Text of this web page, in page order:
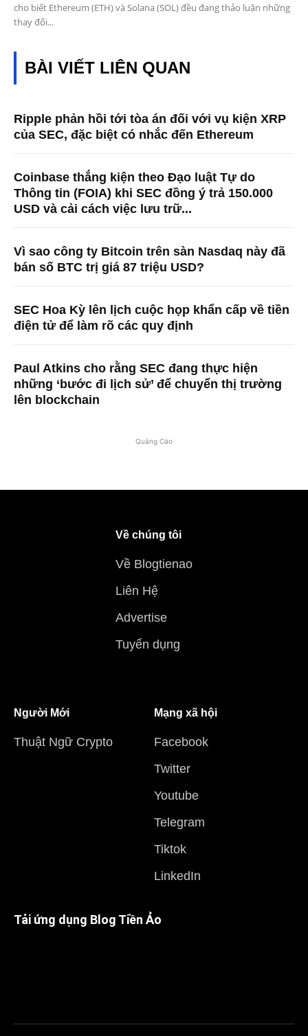
cho biết Ethereum (ETH) và Solana (SOL) đều đang thảo luận những
thay đổi...
BÀI VIẾT LIÊN QUAN
Ripple phản hồi tới tòa án đối với vụ kiện XRP
của SEC, đặc biệt có nhắc đến Ethereum
Coinbase thắng kiện theo Đạo luật Tự do
Thông tin (FOIA) khi SEC đồng ý trả 150.000
USD và cải cách việc lưu trữ...
Vì sao công ty Bitcoin trên sàn Nasdaq này đã
bán số BTC trị giá 87 triệu USD?
SEC Hoa Kỳ lên lịch cuộc họp khẩn cấp về tiền
điện tử để làm rõ các quy định
Paul Atkins cho rằng SEC đang thực hiện
những ‘bước đi lịch sử’ để chuyển thị trường
lên blockchain
Quảng Cáo
Về chúng tôi
Về Blogtienao
Liên Hệ
Advertise
Tuyển dụng
Người Mới
Thuật Ngữ Crypto
Mạng xã hội
Facebook
Twitter
Youtube
Telegram
Tiktok
LinkedIn
Tải ứng dụng Blog Tiền Ảo